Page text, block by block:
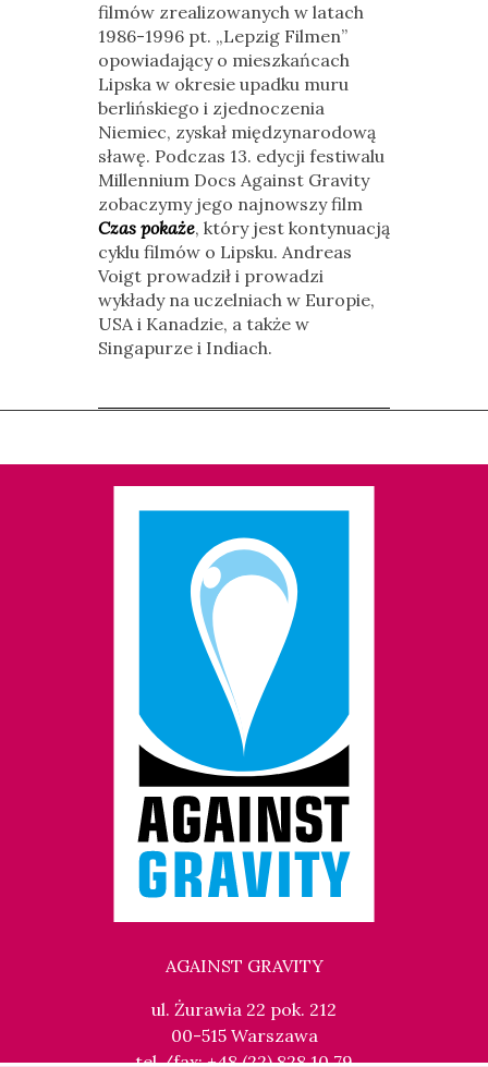
filmów zrealizowanych w latach
1986-1996 pt. „Lepzig Filmen”
opowiadający o mieszkańcach
Lipska w okresie upadku muru
berlińskiego i zjednoczenia
Niemiec, zyskał międzynarodową
sławę. Podczas 13. edycji festiwalu
Millennium Docs Against Gravity
zobaczymy jego najnowszy film
Czas pokaże, który jest kontynuacją
cyklu filmów o Lipsku. Andreas
Voigt prowadził i prowadzi
wykłady na uczelniach w Europie,
USA i Kanadzie, a także w
Singapurze i Indiach.
AGAINST GRAVITY
ul. Żurawia 22 pok. 212
00-515 Warszawa
tel./fax: +48 (22) 828 10 79